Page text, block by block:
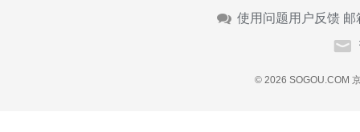
使用问题用户反馈 邮
© 2026 SOGOU.COM